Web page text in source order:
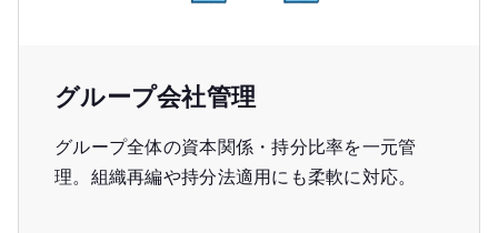
グループ会社管理
グループ全体の資本関係・持分比率を一元管
理。組織再編や持分法適用にも柔軟に対応。